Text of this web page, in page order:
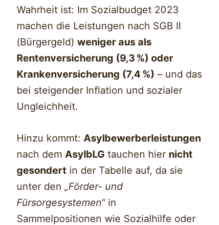
Wahrheit ist: Im Sozialbudget 2023
machen die Leistungen nach SGB II
(Bürgergeld)weniger aus als
Rentenversicherung (9,3 %) oder
Krankenversicherung (7,4 %) – und das
bei steigender Inflation und sozialer
Ungleichheit.
Hinzu kommt: Asylbewerberleistungen
nach dem AsylbLG tauchen hier nicht
gesondert in der Tabelle auf, da sie
unter den„Förder- und
Fürsorgesystemen“in
Sammelpositionen wie Sozialhilfe oder